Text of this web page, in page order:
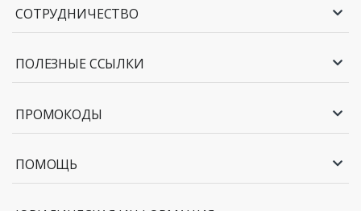
СОТРУДНИЧЕСТВО
ПОЛЕЗНЫЕ ССЫЛКИ
ПРОМОКОДЫ
ПОМОЩЬ